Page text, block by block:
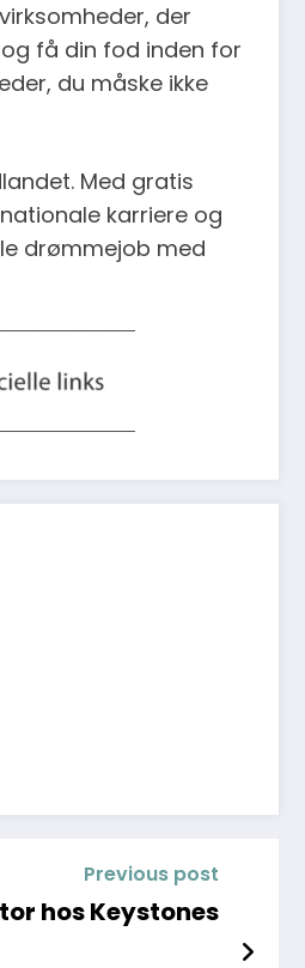
der
få din fod inden for
du måske ikke
Med gratis
karriere og
drømmejob med
Previous post
hos Keystones